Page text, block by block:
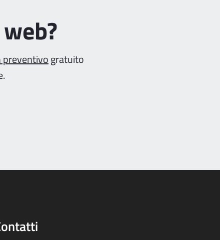
preventivogratuito